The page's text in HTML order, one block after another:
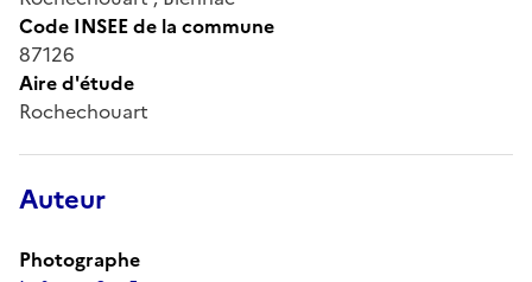
Code INSEE de la commune
87126
Aire d'étude
Rochechouart
Auteur
Photographe